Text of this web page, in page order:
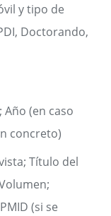
y tipo de
Doctorando,
(en caso
concreto)
Título del
(si se